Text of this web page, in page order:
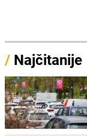
/ Najčitanije